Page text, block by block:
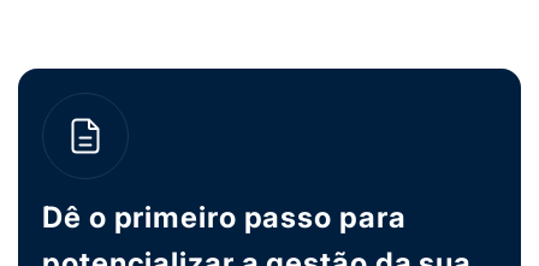
Dê o primeiro passo para